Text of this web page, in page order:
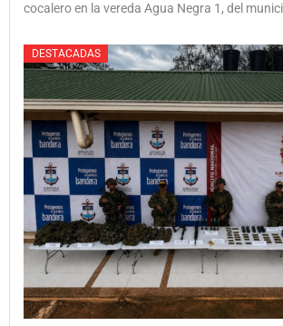
cocalero en la vereda Agua Negra 1, del
DESTACADAS